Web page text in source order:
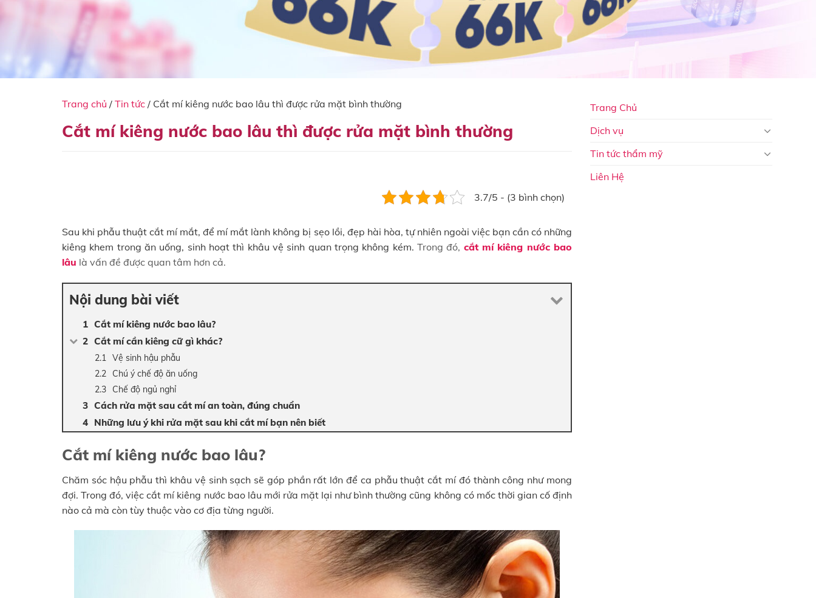
Trang chủ / Tin tức / Cắt mí kiêng nước bao lâu thì được rửa mặt bình thường
Cắt mí kiêng nước bao lâu thì được rửa mặt bình thường
3.7/5 - (3 bình chọn)
Sau khi phẫu thuật cắt mí mắt, để mí mắt lành không bị sẹo lồi, đẹp hài hòa, tự nhiên ngoài việc bạn cần có những
kiêng khem trong ăn uống, sinh hoạt thì khâu vệ sinh quan trọng không kém. Trong đó, cắt mí kiêng nước bao
lâu là vấn đề được quan tâm hơn cả.
Nội dung bài viết
Cắt mí kiêng nước bao lâu?
Cắt mí cần kiêng cữ gì khác?
Vệ sinh hậu phẫu
Chú ý chế độ ăn uống
Chế độ ngủ nghỉ
Cách rửa mặt sau cắt mí an toàn, đúng chuẩn
Những lưu ý khi rửa mặt sau khi cắt mí bạn nên biết
Cắt mí kiêng nước bao lâu?
Chăm sóc hậu phẫu thì khâu vệ sinh sạch sẽ góp phần rất lớn để ca phẫu thuật cắt mí đó thành công như mong
đợi. Trong đó, việc cắt mí kiêng nước bao lâu mới rửa mặt lại như bình thường cũng không có mốc thời gian cố định
nào cả mà còn tùy thuộc vào cơ địa từng người.
Trang Chủ
Dịch vụ
Tin tức thẩm mỹ
Liên Hệ